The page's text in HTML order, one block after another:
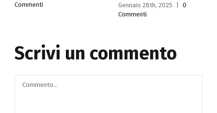
Gennaio 28th, 2025
all’estero